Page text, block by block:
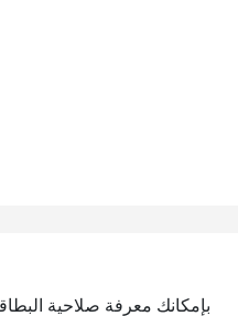
بإمكانك معرفة صلاحية